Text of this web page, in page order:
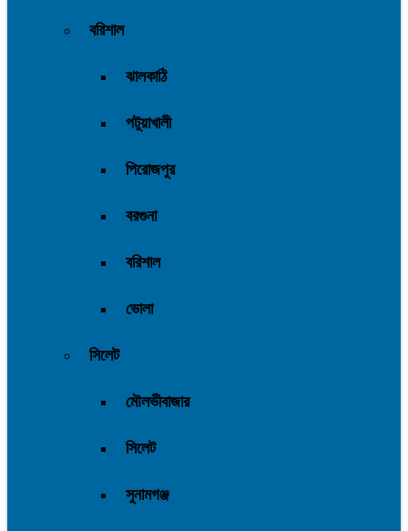
বরিশাল
ঝালকাঠি
পটুয়াখালী
পিরোজপুর
বরগুনা
বরিশাল
ভোলা
সিলেট
মৌলভীবাজার
সিলেট
সুনামগঞ্জ